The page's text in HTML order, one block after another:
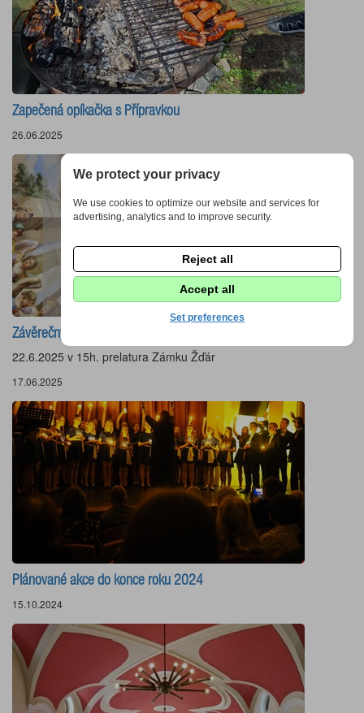
Zapečená opíkačka s Přípravkou
26.06.2025
Závěrečný koncert Žďáráčku
22.6.2025 v 15h. prelatura Zámku Žďár
17.06.2025
Plánované akce do konce roku 2024
15.10.2024
We protect your privacy
We use cookies to optimize our website and services for
advertising, analytics and to improve security.
Reject all
Accept all
Set preferences